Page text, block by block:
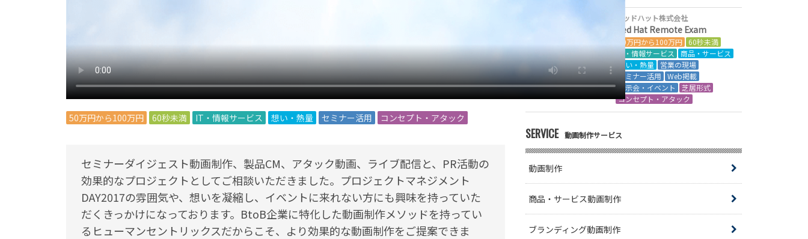
50万円から100万円 60秒未満 IT・情報サービス 想い・熱量 セミナー活用 コンセプト・アタック
セミナーダイジェスト動画制作、製品CM、アタック動画、ライブ配信と、PR活動の
効果的なプロジェクトとしてご相談いただきました。プロジェクトマネジメント
DAY2017の雰囲気や、想いを凝縮し、イベントに来れない方にも興味を持っていた
だくきっかけになっております。BtoB企業に特化した動画制作メソッドを持ってい
るヒューマンセントリックスだからこそ、より効果的な動画制作をご提案できま
レッドハット株式会社
Red Hat Remote Exam
50万円から100万円
60秒未満
IT・情報サービス
商品・サービス
想い・熱量
営業の現場
セミナー活用
Web掲載
展示会・イベント
芝居形式
コンセプト・アタック
SERVICE 動画制作サービス
動画制作
商品・サービス動画制作
ブランディング動画制作